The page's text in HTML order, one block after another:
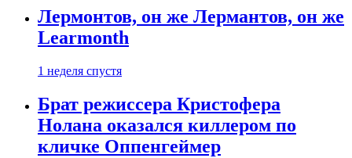
Лермонтов, он же Лермантов, он же
Learmonth
1 неделя спустя
Брат режиссера Кристофера
Нолана оказался киллером по
кличке Оппенгеймер